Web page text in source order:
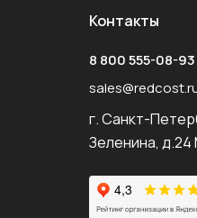
Контакты
8 800 555-08-93
г. Санкт-
Зеленина, д.24